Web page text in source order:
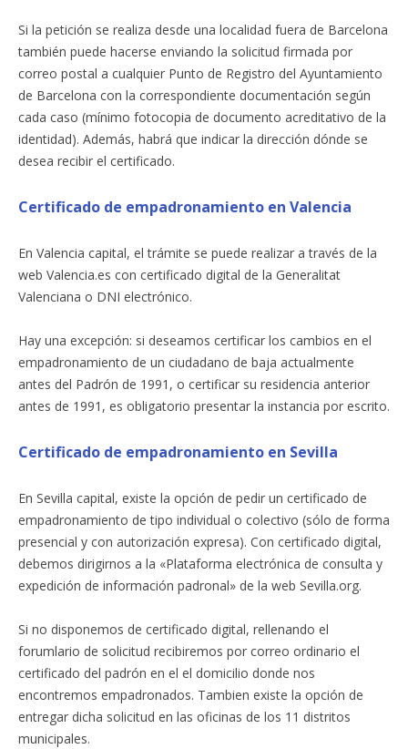
Si la petición se realiza desde una localidad fuera de Barcelona
también puede hacerse enviando la solicitud firmada por
correo postal a cualquier Punto de Registro del Ayuntamiento
de Barcelona con la correspondiente documentación según
cada caso (mínimo fotocopia de documento acreditativo de la
identidad). Además, habrá que indicar la dirección dónde se
desea recibir el certificado.
Certificado de empadronamiento en Valencia
En Valencia capital, el trámite se puede realizar a través de la
web Valencia.es con certificado digital de la Generalitat
Valenciana o DNI electrónico.
Hay una excepción: si deseamos certificar los cambios en el
empadronamiento de un ciudadano de baja actualmente
antes del Padrón de 1991, o certificar su residencia anterior
antes de 1991, es obligatorio presentar la instancia por escrito.
Certificado de empadronamiento en Sevilla
En Sevilla capital, existe la opción de pedir un certificado de
empadronamiento de tipo individual o colectivo (sólo de forma
presencial y con autorización expresa). Con certificado digital,
debemos dirigirnos a la «Plataforma electrónica de consulta y
expedición de información padronal» de la web Sevilla.org.
Si no disponemos de certificado digital, rellenando el
forumlario de solicitud recibiremos por correo ordinario el
certificado del padrón en el el domicilio donde nos
encontremos empadronados. Tambien existe la opción de
entregar dicha solicitud en las oficinas de los 11 distritos
municipales.